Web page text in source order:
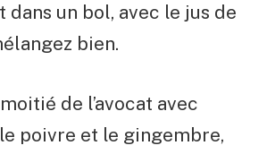
dans un bol, avec le jus de
bien.
de l’avocat avec
le poivre et le gingembre,